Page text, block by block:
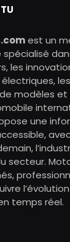
est un
les
modèles et
une
secteur.
temps réel.